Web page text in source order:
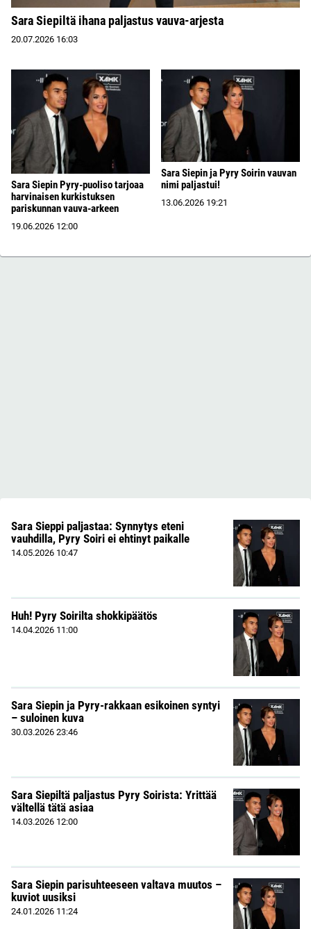
Sara Siepiltä ihana paljastus vauva-arjesta
20.07.2026 16:03
Sara Siepin Pyry-puoliso tarjoaa
harvinaisen kurkistuksen
pariskunnan vauva-arkeen
19.06.2026 12:00
Sara Siepin ja Pyry Soirin vauvan
nimi paljastui!
13.06.2026 19:21
Sara Sieppi paljastaa: Synnytys eteni
vauhdilla, Pyry Soiri ei ehtinyt paikalle
14.05.2026 10:47
Huh! Pyry Soirilta shokkipäätös
14.04.2026 11:00
Sara Siepin ja Pyry-rakkaan esikoinen syntyi
– suloinen kuva
30.03.2026 23:46
Sara Siepiltä paljastus Pyry Soirista: Yrittää
vältellä tätä asiaa
14.03.2026 12:00
Sara Siepin parisuhteeseen valtava muutos –
kuviot uusiksi
24.01.2026 11:24